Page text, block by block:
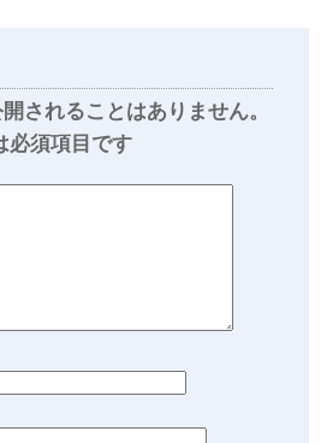
されることはありません。
必須項目です